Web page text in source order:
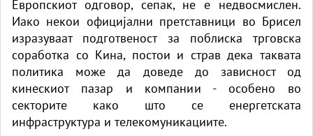
Европскиот одговор, сепак, не е недвосмислен.
Иако некои официјални претставници во Брисел
изразуваат подготвеност за поблиска трговска
соработка со Кина, постои и страв дека таквата
политика може да доведе до зависност од
кинескиот пазар и компании - особено во
секторите како што се енергетската
инфраструктура и телекомуникациите.